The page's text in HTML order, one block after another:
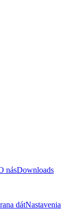
násDownloads
dátNastavenia